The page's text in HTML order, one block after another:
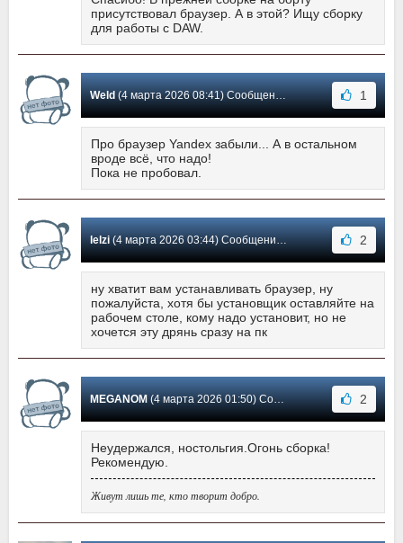
присутствовал браузер. А в этой? Ищу сборку
для работы с DAW.
Weld(4 марта 2026 08:41) Сообщение #8 1
Про браузер Yandex забыли... А в остальном
вроде всё, что надо!
Пока не пробовал.
lelzi(4 марта 2026 03:44) Сообщение #7 2
ну хватит вам устанавливать браузер, ну
пожалуйста, хотя бы установщик оставляйте на
рабочем столе, кому надо установит, но не
хочется эту дрянь сразу на пк
MEGANOM(4 марта 2026 01:50) Сообщение #6 2
Неудержался, ностольгия.Огонь сборка!
Рекомендую.
Живут лишь те, кто творит добро.